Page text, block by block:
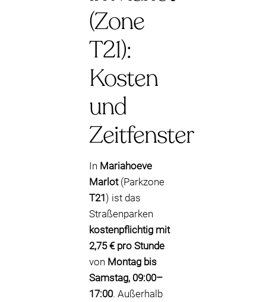
(Zone
T21):
Kosten
und
Zeitfenster
In Mariahoeve
Marlot(Parkzone
T21) ist das
Straßenparken
kostenpflichtig mit
2,75 € pro Stunde
von Montag bis
Samstag, 09:00–
17:00. Außerhalb